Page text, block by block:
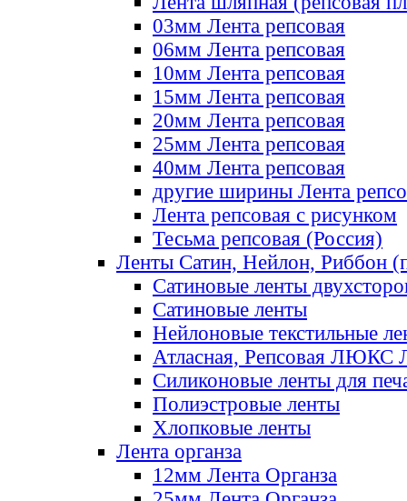
03мм Лента репсовая
06мм Лента репсовая
10мм Лента репсовая
15мм Лента репсовая
20мм Лента репсовая
25мм Лента репсовая
40мм Лента репсовая
другие ширины Лента
Лента репсовая с рисунком
Тесьма репсовая (Россия)
Ленты Сатин, Нейлон, Риббон
Сатиновые ленты
Сатиновые ленты
Нейлоновые текстильные
Атласная, Репсовая ЛЮКС
Силиконовые ленты для
Полиэстровые ленты
Хлопковые ленты
Лента органза
12мм Лента Органза